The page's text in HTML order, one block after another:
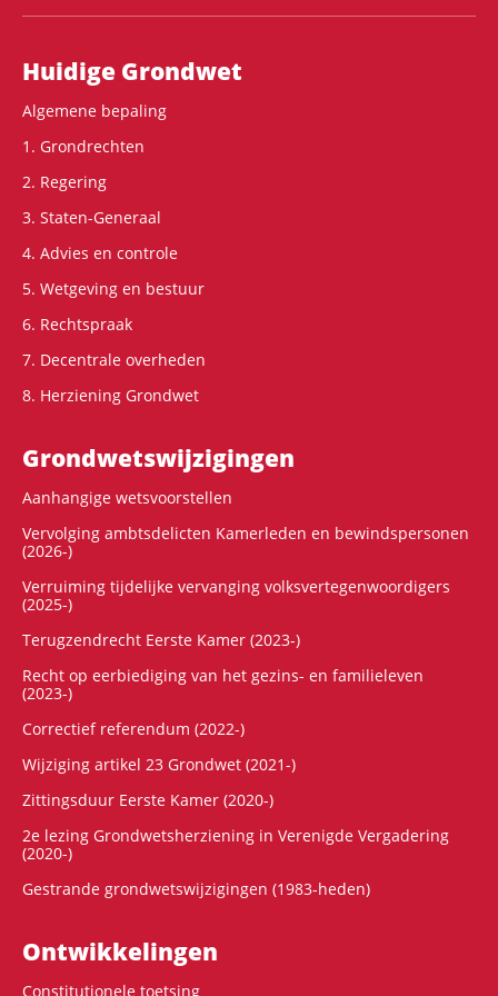
Hoofdnavigatie
Huidige Grondwet
Algemene bepaling
1. Grondrechten
2. Regering
3. Staten-Generaal
4. Advies en controle
5. Wetgeving en bestuur
6. Rechtspraak
7. Decentrale overheden
8. Herziening Grondwet
Grondwets­wijzigingen
Aanhangige wetsvoorstellen
Vervolging ambtsdelicten Kamerleden en bewindspersonen
(2026-)
Verruiming tijdelijke vervanging volksvertegenwoordigers
(2025-)
Terugzendrecht Eerste Kamer (2023-)
Recht op eerbiediging van het gezins- en familieleven
(2023-)
Correctief referendum (2022-)
Wijziging artikel 23 Grondwet (2021-)
Zittingsduur Eerste Kamer (2020-)
2e lezing Grondwetsherziening in Verenigde Vergadering
(2020-)
Gestrande grondwetswijzigingen (1983-heden)
Ontwikke­lingen
Constitutionele toetsing